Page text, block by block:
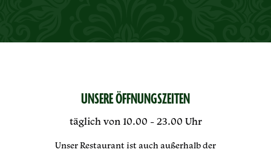
UNSERE ÖFFNUNGSZEITEN
täglich von 10.00 - 23.00 Uhr
Unser Restaurant ist auch außerhalb der